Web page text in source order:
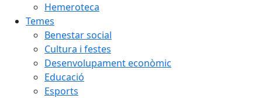
Hemeroteca
Temes
Benestar social
Cultura i festes
Desenvolupament econòmic
Educació
Esports